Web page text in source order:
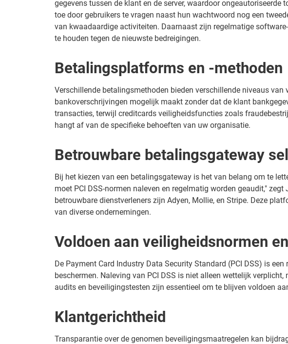
gegevens tussen de klant en de server, waardoor
toe door gebruikers te vragen naast hun wachtwoord nog een
van kwaadaardige activiteiten. Daarnaast zijn regelmatige
te houden tegen de nieuwste bedreigingen.
Betalingsplatforms en -methoden
Verschillende betalingsmethoden bieden verschillende niveaus
bankoverschrijvingen mogelijk maakt zonder dat de klant
transacties, terwijl creditcards veiligheidsfuncties zoals
hangt af van de specifieke behoeften van uw organisatie.
Betrouwbare betalingsgateway
Bij het kiezen van een betalingsgateway is het van belang om te
moet PCI DSS-normen naleven en regelmatig worden geaudit,"
betrouwbare dienstverleners zijn Adyen, Mollie, en Stripe. Deze
van diverse ondernemingen.
Voldoen aan veiligheidsnormen
De Payment Card Industry Data Security Standard (PCI DSS) is
beschermen. Naleving van PCI DSS is niet alleen wettelijk
audits en beveiligingstesten zijn essentieel om te blijven voldoen
Klantgerichtheid
Transparantie over de genomen beveiligingsmaatregelen kan